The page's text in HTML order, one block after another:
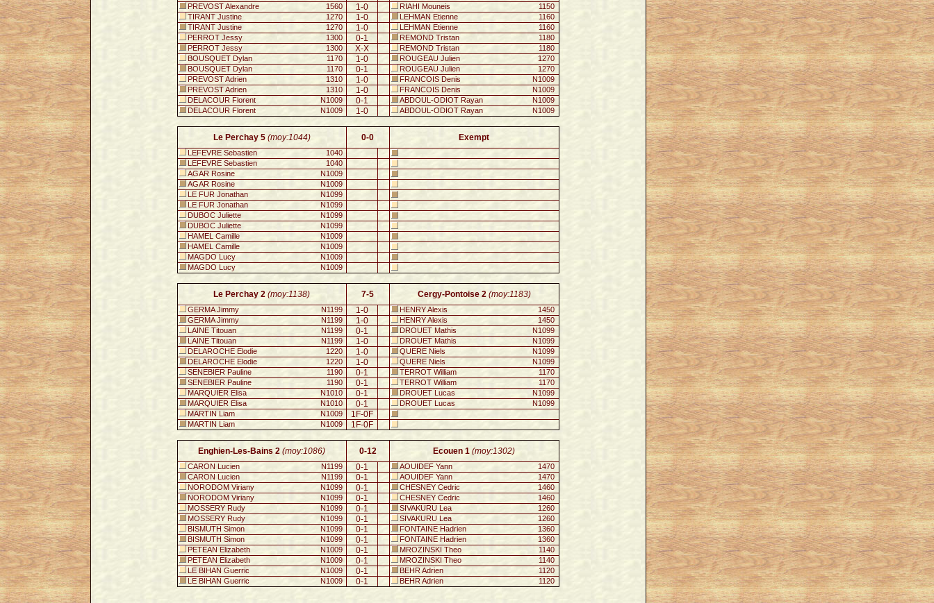
PREVOST Alexandre
1560 1-0 RIAHI Mouneis
1150
TIRANT Justine
1270 1-0 LEHMAN Etienne
1160
TIRANT Justine
1270 1-0 LEHMAN Etienne
1160
PERROT Jessy
1300 0-1 REMOND Tristan
1180
PERROT Jessy
1300 X-X REMOND Tristan
1180
BOUSQUET Dylan
1170 1-0 ROUGEAU Julien
1270
BOUSQUET Dylan
1170 0-1 ROUGEAU Julien
1270
PREVOST Adrien
1310 1-0 FRANCOIS Denis
N1009
PREVOST Adrien
1310 1-0 FRANCOIS Denis
N1009
DELACOUR Florent
N1009 0-1 ABDOUL-ODIOT Rayan
N1009
DELACOUR Florent
N1009 1-0 ABDOUL-ODIOT Rayan N1009
Le Perchay 5 (moy:1044) 0-0 Exempt
LEFEVRE Sebastien
1040
LEFEVRE Sebastien
1040
AGAR Rosine
N1009
AGAR Rosine
N1009
LE FUR Jonathan
N1099
LE FUR Jonathan
N1099
DUBOC Juliette
N1099
DUBOC Juliette
N1099
HAMEL Camille
N1009
HAMEL Camille
N1009
MAGDO Lucy
N1009
MAGDO Lucy
N1009
Le Perchay 2 (moy:1138) 7-5 Cergy-Pontoise 2 (moy:1183)
GERMA Jimmy N1199 1-0 HENRY Alexis
1450
GERMA Jimmy
N1199 1-0 HENRY Alexis
1450
LAINE Titouan
N1199 0-1 DROUET Mathis
N1099
LAINE Titouan
N1199 1-0 DROUET Mathis
N1099
DELAROCHE Elodie
1220 1-0 QUERE Niels
N1099
DELAROCHE Elodie
1220 1-0 QUERE Niels
N1099
SENEBIER Pauline
1190 0-1 TERROT William
1170
SENEBIER Pauline
1190 0-1 TERROT William
1170
MARQUIER Elisa
N1010 0-1 DROUET Lucas
N1099
MARQUIER Elisa
N1010 0-1 DROUET Lucas
N1099
MARTIN Liam
N1009 1F-0F
MARTIN Liam N1009 1F-0F
Enghien-Les-Bains 2 (moy:1086) 0-12 Ecouen 1 (moy:1302)
CARON Lucien N1199 0-1 AOUIDEF Yann
1470
CARON Lucien
N1199 0-1 AOUIDEF Yann
1470
NORODOM Viriany
N1099 0-1 CHESNEY Cedric
1460
NORODOM Viriany
N1099 0-1 CHESNEY Cedric
1460
MOSSERY Rudy
N1099 0-1 SIVAKURU Lea
1260
MOSSERY Rudy
N1099 0-1 SIVAKURU Lea
1260
BISMUTH Simon
N1099 0-1 FONTAINE Hadrien
1360
BISMUTH Simon
N1099 0-1 FONTAINE Hadrien
1360
PETEAN Elizabeth
N1009 0-1 MROZINSKI Theo
1140
PETEAN Elizabeth
N1009 0-1 MROZINSKI Theo
1140
LE BIHAN Guerric
N1009 0-1 BEHR Adrien
1120
LE BIHAN Guerric
N1009 0-1 BEHR Adrien 1120